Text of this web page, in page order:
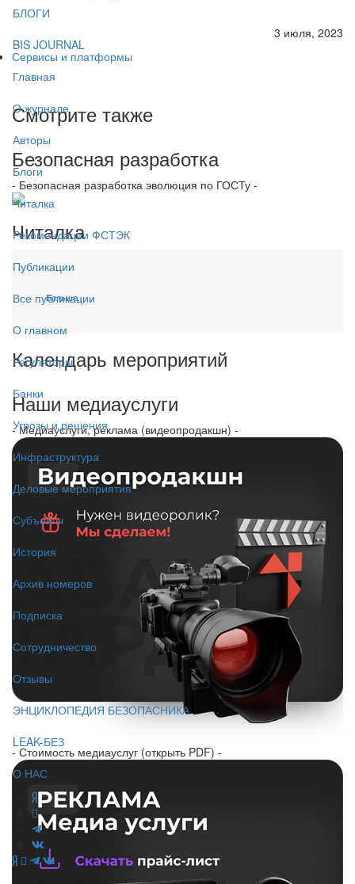
БЛОГИ
BIS JOURNAL
Главная
О журнале
Авторы
Блоги
Читалка
Рекомендации ФСТЭК
Публикации
Все публикации
О главном
Регуляторы
Банки
Угрозы и решения
Инфраструктура
Деловые мероприятия
Субъекты
История
Архив номеров
Подписка
Сотрудничество
Отзывы
ЭНЦИКЛОПЕДИЯ БЕЗОПАСНИКА
LEAK-БЕЗ
О НАС
3 июля, 2023
Сервисы и платформы
Смотрите также
Безопасная разработка
- Безопасная разработка эволюция по ГОСТу -
Читалка
Больше...
Календарь мероприятий
Наши медиауслуги
- Медиауслуги, реклама (видеопродакшн) -
- Стоимость медиауслуг (открыть PDF) -